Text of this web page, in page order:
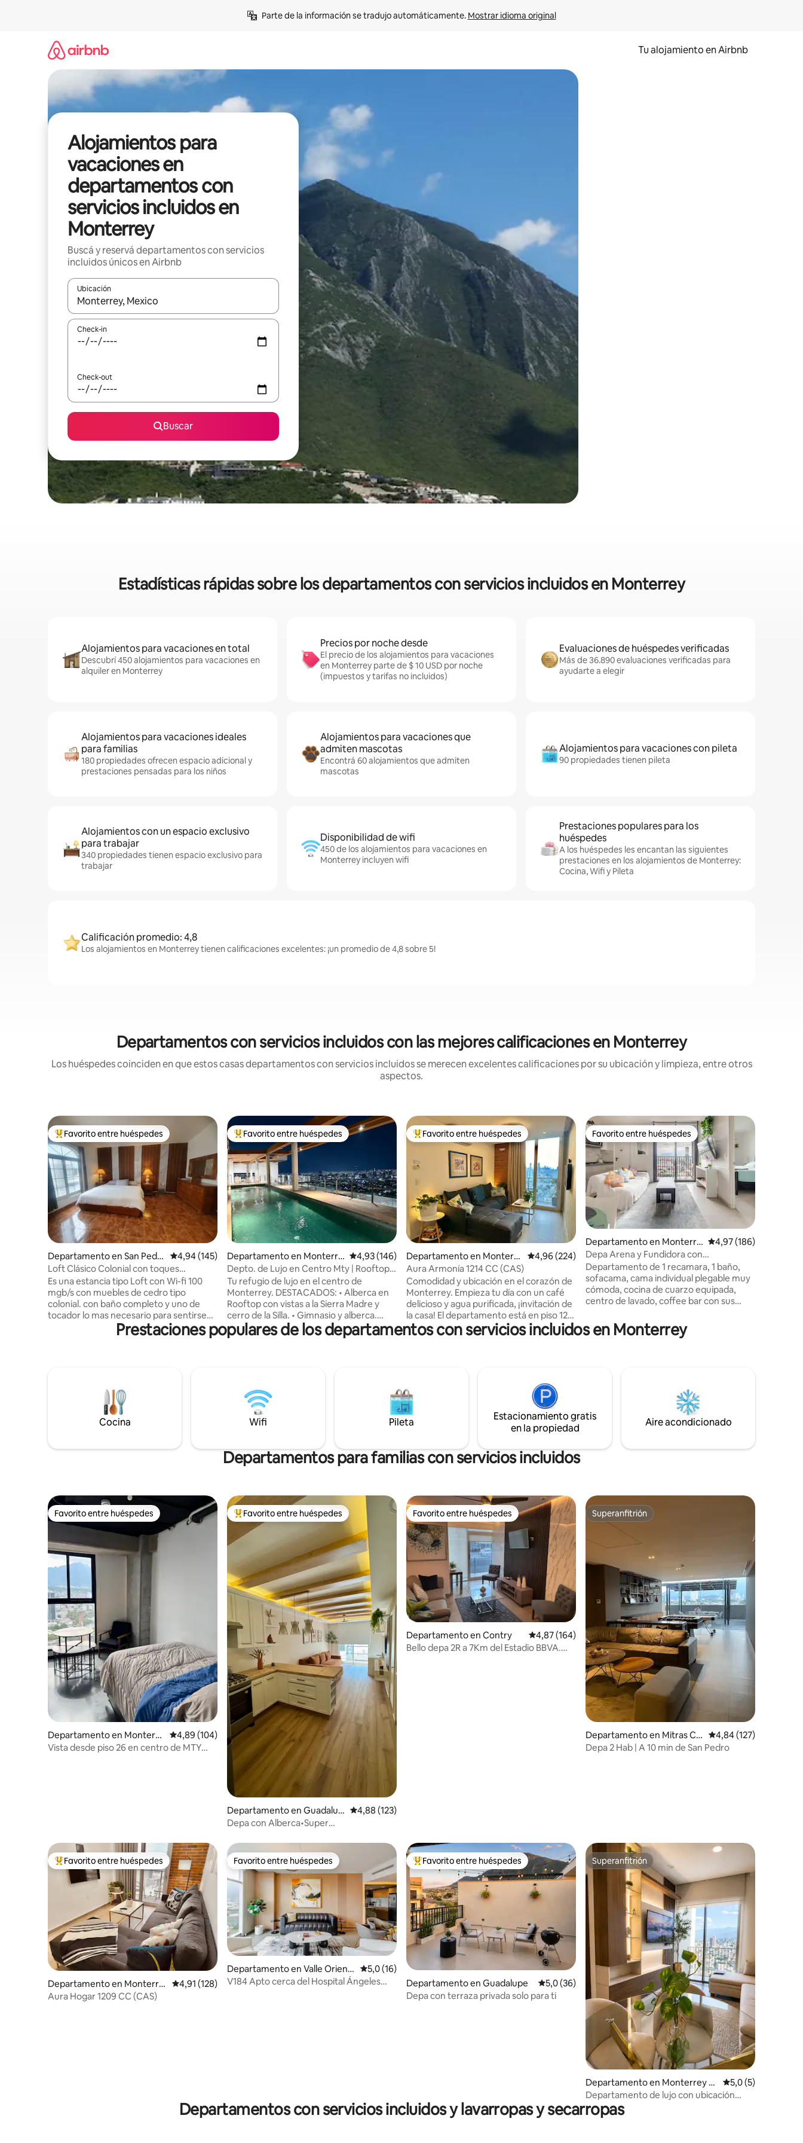
Parte de la información se tradujo automáticamente. Mostrar idioma original
Tu alojamiento en Airbnb
Alojamientos para
vacaciones en
departamentos con
servicios incluidos en
Monterrey
Buscá y reservá departamentos con servicios
incluidos únicos en Airbnb
Ubicación
Cuando los resultados estén disponibles, navegá con las teclas de flecha hacia arriba y hacia abajo o explorá deslizando el dedo.
Check-in
Check-out
Buscar
Estadísticas rápidas sobre los departamentos con servicios incluidos en Monterrey
Alojamientos para vacaciones en total
Descubrí 450 alojamientos para vacaciones en
alquiler en Monterrey
Precios por noche desde
El precio de los alojamientos para vacaciones
en Monterrey parte de $ 10 USD por noche
(impuestos y tarifas no incluidos)
Evaluaciones de huéspedes verificadas
Más de 36.890 evaluaciones verificadas para
ayudarte a elegir
Alojamientos para vacaciones ideales
para familias
180 propiedades ofrecen espacio adicional y
prestaciones pensadas para los niños
Alojamientos para vacaciones que
admiten mascotas
Encontrá 60 alojamientos que admiten
mascotas
Alojamientos para vacaciones con pileta
90 propiedades tienen pileta
Alojamientos con un espacio exclusivo
para trabajar
340 propiedades tienen espacio exclusivo para
trabajar
Disponibilidad de wifi
450 de los alojamientos para vacaciones en
Monterrey incluyen wifi
Prestaciones populares para los
huéspedes
A los huéspedes les encantan las siguientes
prestaciones en los alojamientos de Monterrey:
Cocina, Wifi y Pileta
Calificación promedio: 4,8
Los alojamientos en Monterrey tienen calificaciones excelentes: ¡un promedio de 4,8 sobre 5!
Departamentos con servicios incluidos con las mejores calificaciones en Monterrey
Los huéspedes coinciden en que estos casas departamentos con servicios incluidos se merecen excelentes calificaciones por su ubicación y limpieza, entre otros
aspectos.
Favorito entre los huéspedes más destacados
Favorito entre huéspedes
Departamento en San Pedr
o Garza García
Calificación promedio: 4,94 de 5. 145 evaluaciones
4,94 (145)
Loft Clásico Colonial con toques
modernos San Pedro GG
Es una estancia tipo Loft con Wi-fi 100
mgb/s con muebles de cedro tipo
colonial. con baño completo y uno de
tocador lo mas necesario para sentirse
agusto. Cama king size, colchon inflable ,
comedor, sala dividida con biombo,
solo unos pasos encontrarás los mejores
restaurantes, centros comerciales y
opciones de entretenimiento
Favorito entre los huéspedes más destacados
Favorito entre huéspedes
Departamento en Monterre
y Centro
Calificación promedio: 4,93 de 5. 146 evaluaciones
4,93 (146)
Depto. de Lujo en Centro Mty | Rooftop,
Pool & Gym
Tu refugio de lujo en el centro de
Monterrey. DESTACADOS: • Alberca en
Rooftop con vistas a la Sierra Madre y
cerro de la Silla. • Gimnasio y alberca.
Asadores (previa reservación). •
Climatizado (AC en cada área) y
Sala con sofá cama y cocina equipada. • 2
cajones de estacionamiento. ¡Ideal para
estancias largas! Reserva ahora.
Favorito entre los huéspedes más destacados
Favorito entre huéspedes
Departamento en Monterre
y Centro
Calificación promedio: 4,96 de 5. 224 evaluaciones
4,96 (224)
Aura Armonía 1214 CC (CAS)
Comodidad y ubicación en el corazón de
Monterrey. Empieza tu día con un café
delicioso y agua purificada, ¡invitación de
la casa! El departamento está en piso 12
con balcón y hermosas vistas al poniente.
Incluye estacionamiento subterráneo
museos que harán tu estancia súper
cómoda. Perfecto para trabajo remoto:
internet rápido, clima y espacio dedicado
para home office.
Favorito entre huéspedes
Favorito entre huéspedes
Departamento en Monterre
y
Calificación promedio:
4,97 (186)
Depa Arena y Fundidora con
estacionamiento
Departamento de 1 recamara, 1 baño,
sofacama, cama individual plegable muy
cómoda, cocina de cuarzo equipada,
centro de lavado, coffee bar con sus
vista hacia parque Fundidora y la Arena
Monterrey. Cuenta con Gimnasio, Area
hospedándote en Depa Arena y
Fundidora!
Prestaciones populares de los departamentos con servicios incluidos en Monterrey
Cocina Wifi Pileta
Estacionamiento gratis
en la propiedad
Aire acondicionado
Departamentos para familias con servicios incluidos
Favorito entre huéspedes
Favorito entre huéspedes
Departamento en Monterre
y Centro
Calificación promedio: 4,89 de 5. 104 evaluaciones
4,89 (104)
Vista desde piso 26 en centro de MTY
Favorito entre los huéspedes más destacados
Favorito entre huéspedes
Departamento en Guadalup
e
Calificación promedio: 4,88 de 5. 123 evaluaciones
4,88 (123)
Depa con Alberca•Super
Favorito entre huéspedes
Favorito entre huéspedes
Departamento en Contry Calificación promedio: 4,87 de 5. 164 evaluaciones
4,87 (164)
Bello depa 2R a 7Km del Estadio BBVA.
Superanfitrión
Superanfitrión
Departamento en Mitras Ce
ntro
Calificación promedio:
4,84 (127)
Depa 2 Hab | A 10 min de San Pedro
Favorito entre los huéspedes más destacados
Favorito entre huéspedes
Departamento en Monterre
y Centro
Calificación promedio: 4,91 de 5. 128 evaluaciones
4,91 (128)
Aura Hogar 1209 CC (CAS)
Favorito entre huéspedes
Favorito entre huéspedes
Departamento en Valle Orient
e
Calificación promedio: 5,0 de 5. 16 evaluaciones
5,0 (16)
V184 Apto cerca del Hospital Ángeles
Favorito entre los huéspedes más destacados
Favorito entre huéspedes
Departamento en Guadalupe Calificación promedio: 5,0 de 5. 36 evaluaciones
5,0 (36)
Depa con terraza privada solo para ti
Superanfitrión
Superanfitrión
Departamento en Monterrey C
entro
Calificación
5,0 (5)
Departamento de lujo con ubicación
privilegiada
Departamentos con servicios incluidos y lavarropas y secarropas